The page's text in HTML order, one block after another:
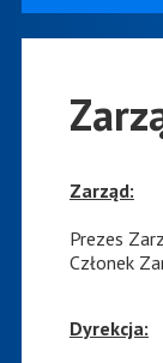
Zarząd:
Prezes
Członek
Dyrekcja: